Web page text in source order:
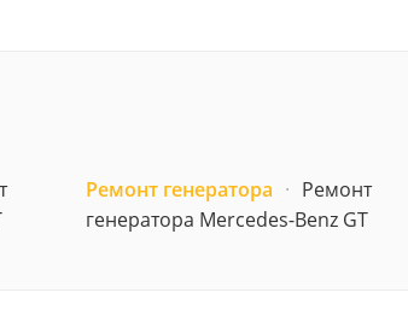
Ремонт генератора · Ремонт
генератора Mercedes-Benz GT